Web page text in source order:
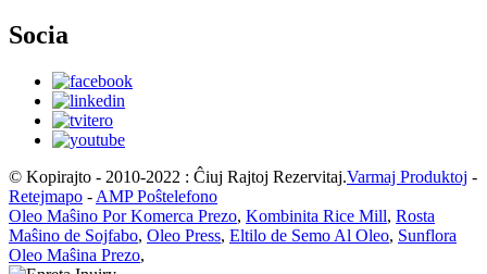
Socia
© Kopirajto - 2010-2022 : Ĉiuj Rajtoj Rezervitaj.Varmaj Produktoj -
Retejmapo - AMP Poŝtelefono
Oleo Maŝino Por Komerca Prezo, Kombinita Rice Mill, Rosta
Maŝino de Sojfabo, Oleo Press, Eltilo de Semo Al Oleo, Sunflora
Oleo Maŝina Prezo,